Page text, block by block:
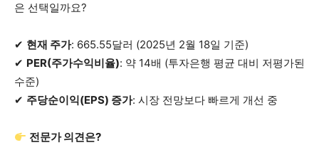
은 선택일까요?
✔ 현재 주가: 665.55달러 (2025년 2월 18일 기준)
✔ PER(주가수익비율): 약 14배 (투자은행 평균 대비 저평가된
수준)
✔ 주당순이익(EPS) 증가: 시장 전망보다 빠르게 개선 중
전문가 의견은?